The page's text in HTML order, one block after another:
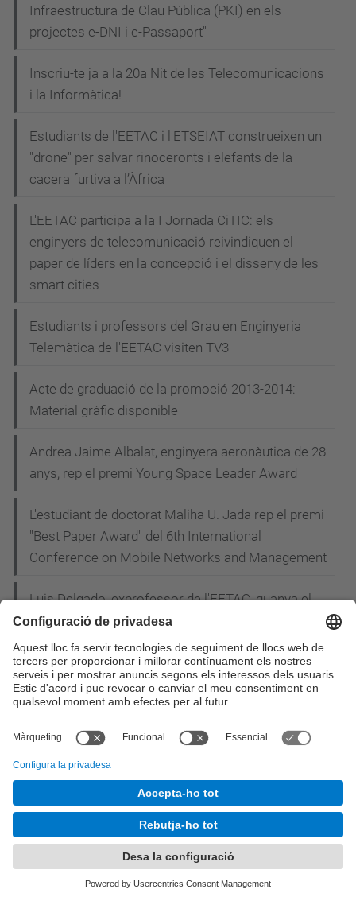
Infraestructura de Clau Pública (PKI) en els
projectes e-DNI i e-Passaport"
Inscriu-te ja a la 20a Nit de les Telecomunicacions
i la Informàtica!
Estudiants de l'EETAC i l'ETSEIAT construeixen un
"drone" per salvar rinoceronts i elefants de la
cacera furtiva a l’Àfrica
L'EETAC participa a la I Jornada CiTIC: els
enginyers de telecomunicació reivindiquen el
paper de líders en la concepció i el disseny de les
smart cities
Estudiants i professors del Grau en Enginyeria
Telemàtica de l'EETAC visiten TV3
Acte de graduació de la promoció 2013-2014:
Material gràfic disponible
Andrea Jaime Albalat, enginyera aeronàutica de 28
anys, rep el premi Young Space Leader Award
L'estudiant de doctorat Maliha U. Jada rep el premi
"Best Paper Award" del 6th International
Conference on Mobile Networks and Management
Luis Delgado, exprofessor de l'EETAC, guanya el
premi de la Fundació AENA
Estudiants de l'EETAC guanyen el primer premi de
planificació de sistemes mòbils 4G a l'empresa
ATDI
Dijous 27 de Novembre - Inauguració de la
incubadora ESA BIC Barcelona
Dimecres 26 de Novembre - Acte de Graduació de
la Promoció 2013-2014
Dimecres 10 de Desembre - Xerrada sobre les
sortides professionals del Sector Mobile